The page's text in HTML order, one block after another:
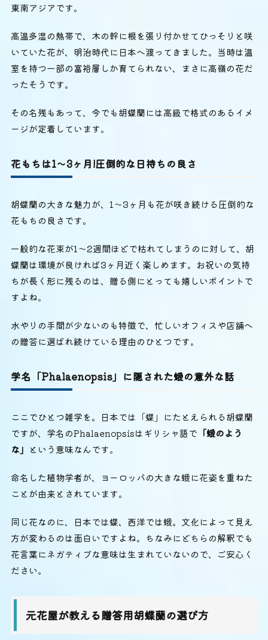
東南アジアです。
高温多湿の熱帯で、木の幹に根を張り付かせてひっそりと咲
いていた花が、明治時代に日本へ渡ってきました。当時は温
室を持つ一部の富裕層しか育てられない、まさに高嶺の花だ
ったそうです。
その名残もあって、今でも胡蝶蘭には高級で格式のあるイメ
ージが定着しています。
花もちは1〜3ヶ月!圧倒的な日持ちの良さ
胡蝶蘭の大きな魅力が、1〜3ヶ月も花が咲き続ける圧倒的な
花もちの良さです。
一般的な花束が1〜2週間ほどで枯れてしまうのに対して、胡
蝶蘭は環境が良ければ3ヶ月近く楽しめます。お祝いの気持
ちが長く形に残るのは、贈る側にとっても嬉しいポイントで
すよね。
水やりの手間が少ないのも特徴で、忙しいオフィスや店舗へ
の贈答に選ばれ続けている理由のひとつです。
学名「Phalaenopsis」に隠された蛾の意外な話
ここでひとつ雑学を。日本では「蝶」にたとえられる胡蝶蘭
ですが、学名のPhalaenopsisはギリシャ語で 「蛾のよう
な」 という意味なんです。
命名した植物学者が、ヨーロッパの大きな蛾に花姿を重ねた
ことが由来とされています。
同じ花なのに、日本では蝶、西洋では蛾。文化によって見え
方が変わるのは面白いですよね。ちなみにどちらの解釈でも
花言葉にネガティブな意味は生まれていないので、ご安心く
ださい。
元花屋が教える贈答用胡蝶蘭の選び方